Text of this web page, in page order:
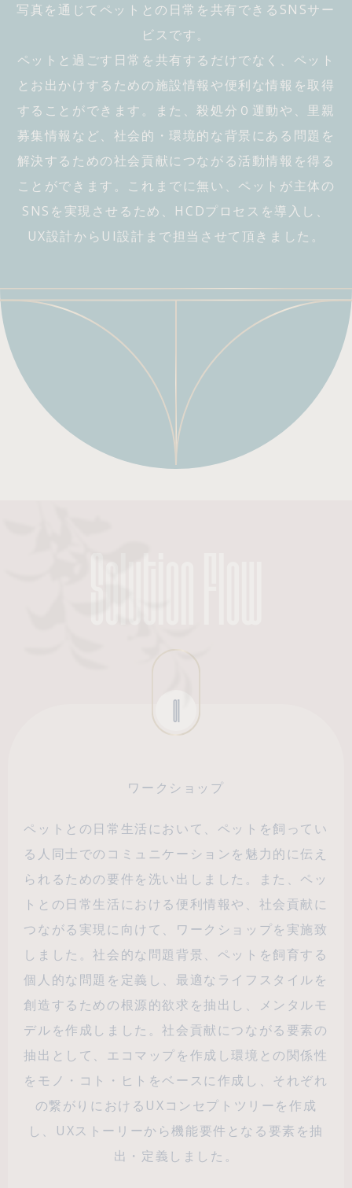
写真を通じてペットとの日常を共有できるSNSサー
ビスです。
ペットと過ごす日常を共有するだけでなく、ペット
とお出かけするための施設情報や便利な情報を取得
することができます。また、殺処分０運動や、里親
募集情報など、社会的・環境的な背景にある問題を
解決するための社会貢献につながる活動情報を得る
ことができます。これまでに無い、ペットが主体の
SNSを実現させるため、HCDプロセスを導入し、
UX設計からUI設計まで担当させて頂きました。
01
ワークショップ
ペットとの日常生活において、ペットを飼ってい
る人同士でのコミュニケーションを魅力的に伝え
られるための要件を洗い出しました。また、ペッ
トとの日常生活における便利情報や、社会貢献に
つながる実現に向けて、ワークショップを実施致
しました。社会的な問題背景、ペットを飼育する
個人的な問題を定義し、最適なライフスタイルを
創造するための根源的欲求を抽出し、メンタルモ
デルを作成しました。社会貢献につながる要素の
抽出として、エコマップを作成し環境との関係性
をモノ・コト・ヒトをベースに作成し、それぞれ
の繋がりにおけるUXコンセプトツリーを作成
し、UXストーリーから機能要件となる要素を抽
出・定義しました。